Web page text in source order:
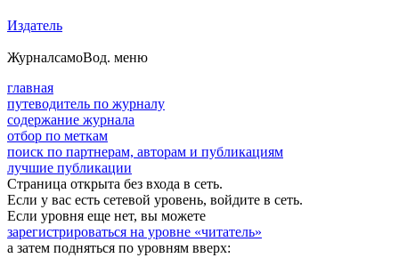
Издатель
ЖурналсамоВод. меню
главная
путеводитель по журналу
содержание журнала
отбор по меткам
поиск по партнерам, авторам и публикациям
лучшие публикации
Страница открыта без входа в сеть.
Если у вас есть сетевой уровень, войдите в сеть.
Если уровня еще нет, вы можете
зарегистрироваться на уровне «читатель»
а затем подняться по уровням вверх: